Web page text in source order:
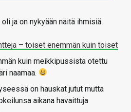
ja on nykyään näitä ihmisiä
– toiset enemmän kuin toiset
kuin meikkipussista otettu
naamaa.
on hauskat jutut mutta
aikana havaittuja